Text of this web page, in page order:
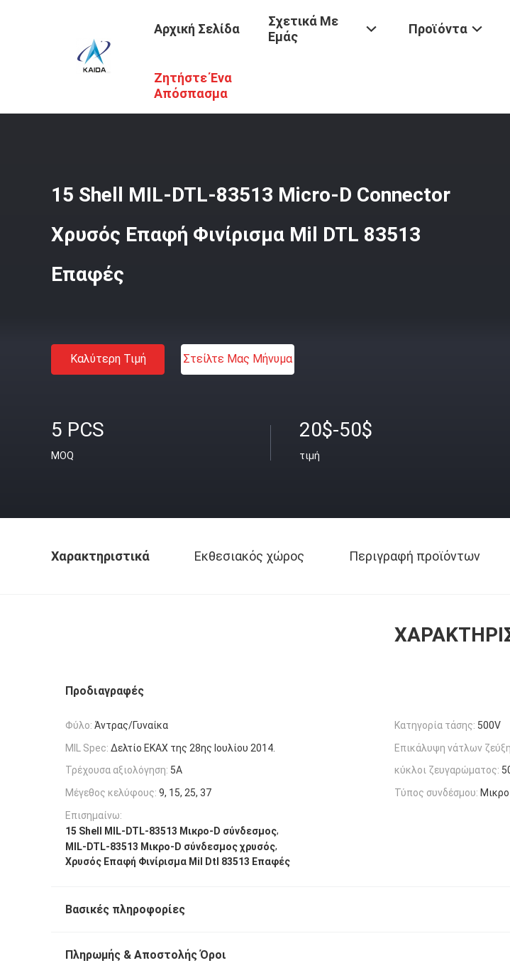
Αρχική Σελίδα
Σχετικά Με
Εμάς
Προϊόντα
Ζητήστε Ένα
Απόσπασμα
Προϊόντα / Μικρο-Δ Συνδετήρες
15 Shell MIL-DTL-83513 Micro-D Connector
Χρυσός Επαφή Φινίρισμα Mil DTL 83513
Επαφές
Καλύτερη Τιμή Στείλτε Μας Μήνυμα
5 PCS
MOQ
20$-50$
τιμή
Χαρακτηριστικά Εκθεσιακός χώρος Περιγραφή προϊόντων
Προδιαγραφές
Φύλο: Άντρας/Γυναίκα Κατηγορία τάσης: 500V
MIL Spec: Δελτίο ΕΚΑΧ της 28ης Ιουλίου 2014. Επικάλυψη νάτλων
Τρέχουσα αξιολόγηση: 5Α κύκλοι ζευγαρώματος:
Μέγεθος κελύφους: 9, 15, 25, 37 Τύπος συνδέσμου:
Επισημαίνω:
15 Shell MIL-DTL-83513 Μικρο-D σύνδεσμος,
MIL-DTL-83513 Μικρο-D σύνδεσμος χρυσός,
Χρυσός Επαφή Φινίρισμα Mil Dtl 83513 Επαφές
Βασικές πληροφορίες
Πληρωμής & Αποστολής Όροι